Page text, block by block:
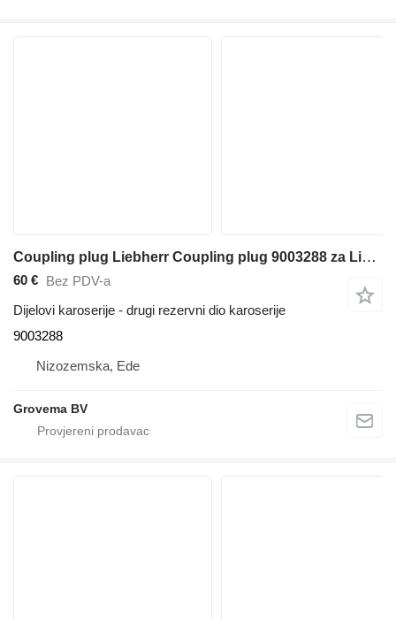
Coupling plug Liebherr Coupling plug 9003288 za Liebherr R946 LC / A944C Li / A914C li bagera
60 €
Bez PDV-a
Dijelovi karoserije - drugi rezervni dio karoserije
9003288
Nizozemska, Ede
Grovema BV